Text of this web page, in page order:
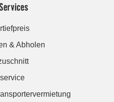
& Abholen